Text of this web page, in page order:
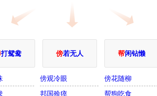
打鸳鸯 傍若无人 帮闲钻懒
傍观冷眼 傍花随柳
邦国殄瘁 帮狗吃食